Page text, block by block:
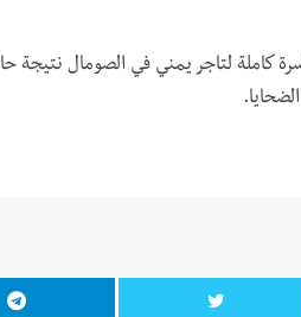
كاملة لتاجر يمني في الصومال